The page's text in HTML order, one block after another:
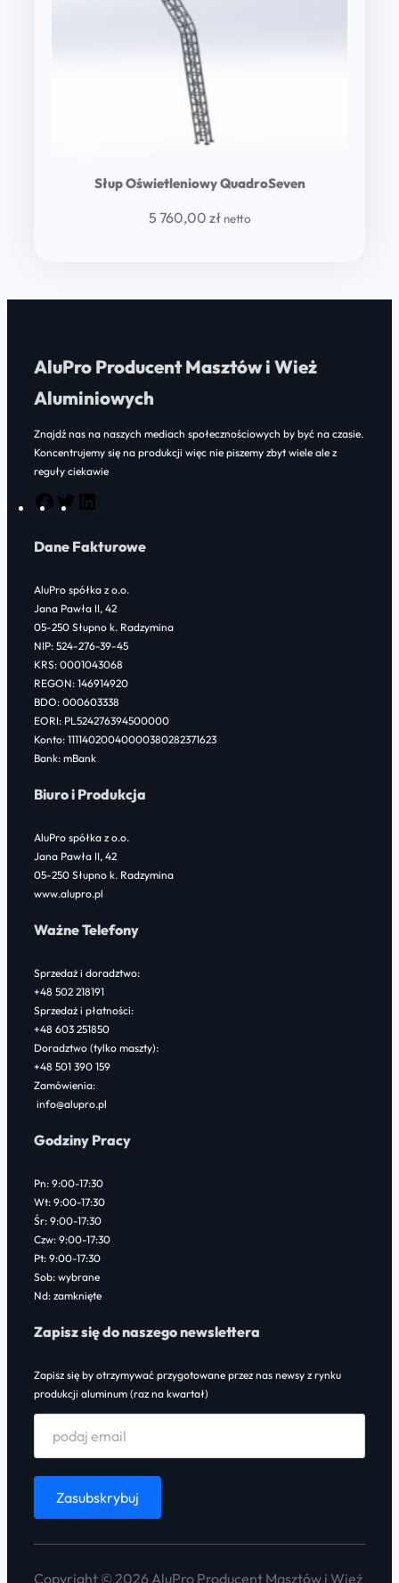
Słup Oświetleniowy QuadroSeven
5 760,00 zł netto
AluPro Producent Masztów i Wież
Aluminiowych
Znajdź nas na naszych mediach społecznościowych by być na czasie.
Koncentrujemy się na produkcji więc nie piszemy zbyt wiele ale z
reguły ciekawie
F
c
b
o
o
k
T
i
t
e
r
n
e
d
I
n
Dane Fakturowe
AluPro spółka z o.o.
Jana Pawła II, 42
05-250 Słupno k. Radzymina
NIP: 524-276-39-45
KRS: 0001043068
REGON: 146914920
BDO: 000603338
EORI: PL524276394500000
Konto: 11114020040000380282371623
Bank: mBank
Biuro i Produkcja
AluPro spółka z o.o.
Jana Pawła II, 42
05-250 Słupno k. Radzymina
www.alupro.pl
Ważne Telefony
Sprzedaż i doradztwo:
+48 502 218191
Sprzedaż i płatności:
+48 603 251850
Doradztwo (tylko maszty):
+48 501 390 159
Zamówienia:
info@alupro.pl
Godziny Pracy
Pn: 9:00-17:30
Wt: 9:00-17:30
Śr: 9:00-17:30
Czw: 9:00-17:30
Pt: 9:00-17:30
Sob: wybrane
Nd: zamknięte
Zapisz się do naszego newslettera
Zapisz się by otrzymywać przygotowane przez nas newsy z rynku
produkcji aluminum (raz na kwartał)
Copyright © 2026 AluPro Producent Masztów i Wież